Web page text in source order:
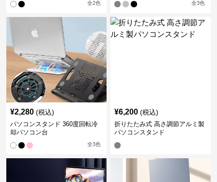
全2色 全3色
¥2,280 (税込)
パソコンスタンド 360度回転冷
却パソコン台
全3色
¥6,200 (税込)
折りたたみ式 高さ調節アルミ製
パソコンスタンド